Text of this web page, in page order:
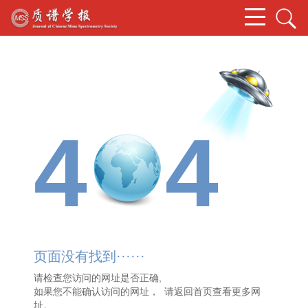
4 4
页面没有找到······
请检查您访问的网址是否正确,
如果您不能确认访问的网址， 请返回首页查看更多网
址。